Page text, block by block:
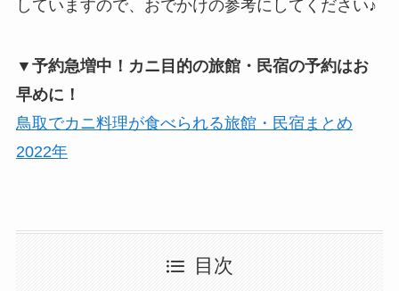
していますので、おでかけの参考にしてください♪
▼予約急増中！カニ目的の旅館・民宿の予約はお
早めに！
鳥取でカニ料理が食べられる旅館・民宿まとめ
2022年
目次